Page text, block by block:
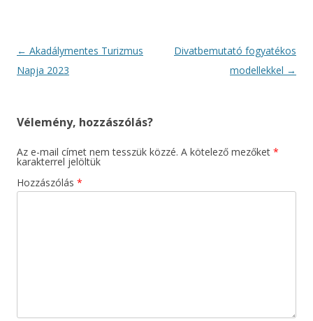
Bejegyzés
navigáció
← Akadálymentes Turizmus
Napja 2023
Divatbemutató fogyatékos
modellekkel →
Vélemény, hozzászólás?
Az e-mail címet nem tesszük közzé. A kötelező mezőket *
karakterrel jelöltük
Hozzászólás *